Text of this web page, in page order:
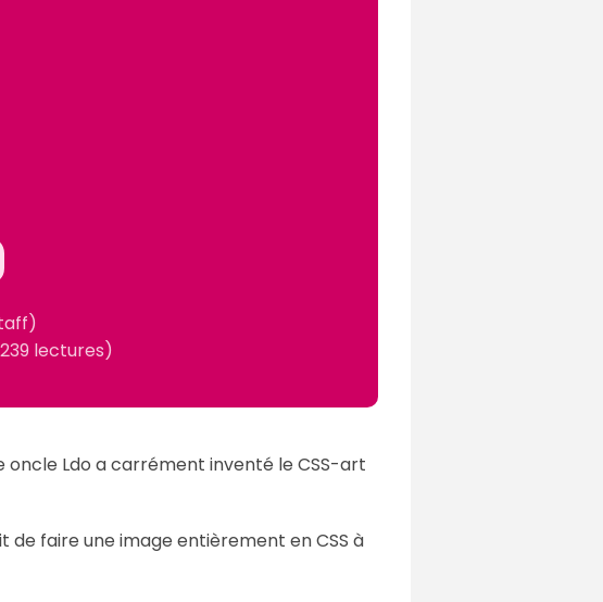
lectures)
oncle Ldo a carrément inventé le CSS-art
faire une image entièrement en CSS à